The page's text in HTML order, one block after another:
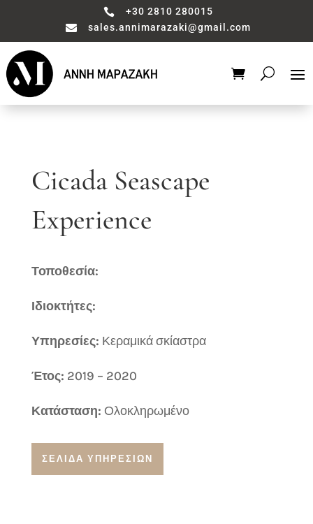

+30 2810 280015

sales.annimarazaki@gmail.com
Cicada Seascape
Experience
Τοποθεσία:
Ιδιοκτήτες:
Υπηρεσίες: Κεραμικά σκίαστρα
Έτος: 2019 – 2020
Κατάσταση: Ολοκληρωμένο
ΣΕΛΙΔΑ ΥΠΗΡΕΣΙΩΝ